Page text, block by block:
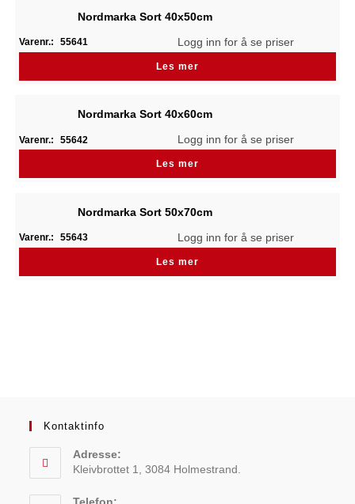
Nordmarka Sort 40x50cm
Varenr.: 55641 Logg inn for å se priser
Les mer
Nordmarka Sort 40x60cm
Varenr.: 55642 Logg inn for å se priser
Les mer
Nordmarka Sort 50x70cm
Varenr.: 55643 Logg inn for å se priser
Les mer
Kontaktinfo
Adresse:
Kleivbrottet 1, 3084 Holmestrand.